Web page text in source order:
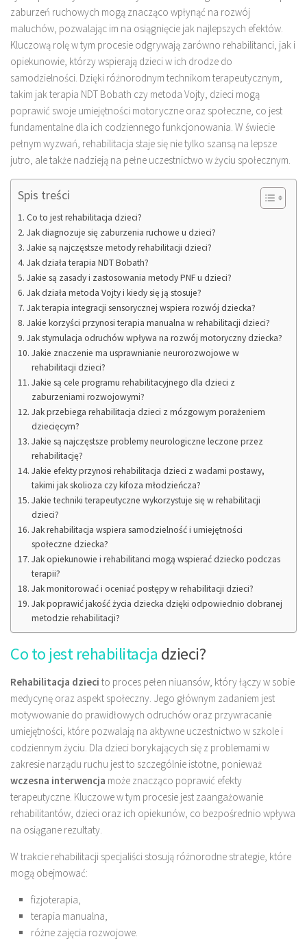
zaburzeń ruchowych mogą znacząco wpłynąć na rozwój
maluchów, pozwalając im na osiągnięcie jak najlepszych efektów.
Kluczową rolę w tym procesie odgrywają zarówno rehabilitanci, jak i
opiekunowie, którzy wspierają dzieci w ich drodze do
samodzielności. Dzięki różnorodnym technikom terapeutycznym,
takim jak terapia NDT Bobath czy metoda Vojty, dzieci mogą
poprawić swoje umiejętności motoryczne oraz społeczne, co jest
fundamentalne dla ich codziennego funkcjonowania. W świecie
pełnym wyzwań, rehabilitacja staje się nie tylko szansą na lepsze
jutro, ale także nadzieją na pełne uczestnictwo w życiu społecznym.
Spis treści
Co to jest rehabilitacja dzieci?
Jak diagnozuje się zaburzenia ruchowe u dzieci?
Jakie są najczęstsze metody rehabilitacji dzieci?
Jak działa terapia NDT Bobath?
Jakie są zasady i zastosowania metody PNF u dzieci?
Jak działa metoda Vojty i kiedy się ją stosuje?
Jak terapia integracji sensorycznej wspiera rozwój dziecka?
Jakie korzyści przynosi terapia manualna w rehabilitacji dzieci?
Jak stymulacja odruchów wpływa na rozwój motoryczny dziecka?
Jakie znaczenie ma usprawnianie neurorozwojowe w
rehabilitacji dzieci?
Jakie są cele programu rehabilitacyjnego dla dzieci z
zaburzeniami rozwojowymi?
Jak przebiega rehabilitacja dzieci z mózgowym porażeniem
dziecięcym?
Jakie są najczęstsze problemy neurologiczne leczone przez
rehabilitację?
Jakie efekty przynosi rehabilitacja dzieci z wadami postawy,
takimi jak skolioza czy kifoza młodzieńcza?
Jakie techniki terapeutyczne wykorzystuje się w rehabilitacji
dzieci?
Jak rehabilitacja wspiera samodzielność i umiejętności
społeczne dziecka?
Jak opiekunowie i rehabilitanci mogą wspierać dziecko podczas
terapii?
Jak monitorować i oceniać postępy w rehabilitacji dzieci?
Jak poprawić jakość życia dziecka dzięki odpowiednio dobranej
metodzie rehabilitacji?
Co to jest rehabilitacja dzieci?
Rehabilitacja dzieci to proces pełen niuansów, który łączy w sobie
medycynę oraz aspekt społeczny. Jego głównym zadaniem jest
motywowanie do prawidłowych odruchów oraz przywracanie
umiejętności, które pozwalają na aktywne uczestnictwo w szkole i
codziennym życiu. Dla dzieci borykających się z problemami w
zakresie narządu ruchu jest to szczególnie istotne, ponieważ
wczesna interwencja może znacząco poprawić efekty
terapeutyczne. Kluczowe w tym procesie jest zaangażowanie
rehabilitantów, dzieci oraz ich opiekunów, co bezpośrednio wpływa
na osiągane rezultaty.
W trakcie rehabilitacji specjaliści stosują różnorodne strategie, które
mogą obejmować:
fizjoterapia,
terapia manualna,
różne zajęcia rozwojowe.